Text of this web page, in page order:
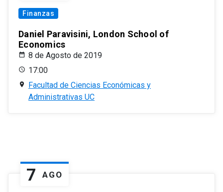
Finanzas
Daniel Paravisini, London School of
Economics
8 de Agosto de 2019
17:00
Facultad de Ciencias Económicas y
Administrativas UC
7 AGO